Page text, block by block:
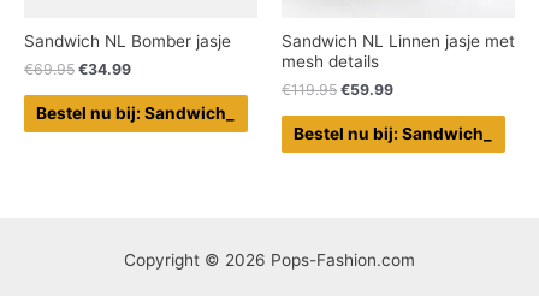
Sandwich NL Bomber jasje
€69.95 €34.99
Bestel nu bij: Sandwich_
Sandwich NL Linnen jasje met
mesh details
€119.95 €59.99
Bestel nu bij: Sandwich_
Copyright © 2026 Pops-Fashion.com